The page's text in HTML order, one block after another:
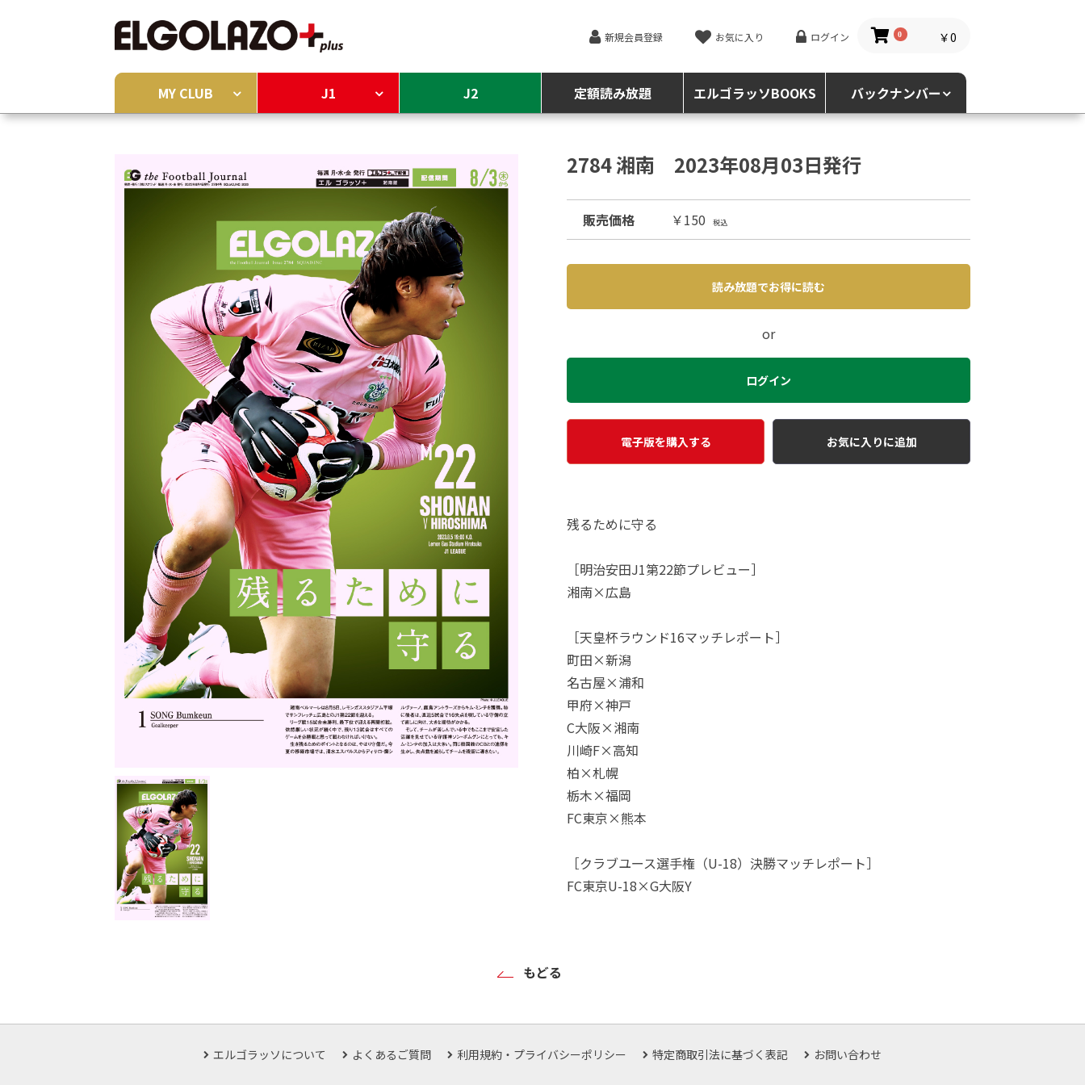
新規会員登録 お気に入り ログイン 0 ￥0
MY CLUB J1 J2 定額読み放題 エルゴラッソBOOKS バックナンバー
2784 湘南 2023年08月03日発行
販売価格 ￥150 税込
読み放題でお得に読む
or
ログイン
電子版を購入する お気に入りに追加
残るために守る
［明治安田J1第22節プレビュー］
湘南×広島
［天皇杯ラウンド16マッチレポート］
町田×新潟
名古屋×浦和
甲府×神戸
C大阪×湘南
川崎F×高知
柏×札幌
栃木×福岡
FC東京×熊本
［クラブユース選手権（U-18）決勝マッチレポート］
FC東京U-18×G大阪Y
もどる
エルゴラッソについて よくあるご質問 利用規約・プライバシーポリシー 特定商取引法に基づく表記 お問い合わせ